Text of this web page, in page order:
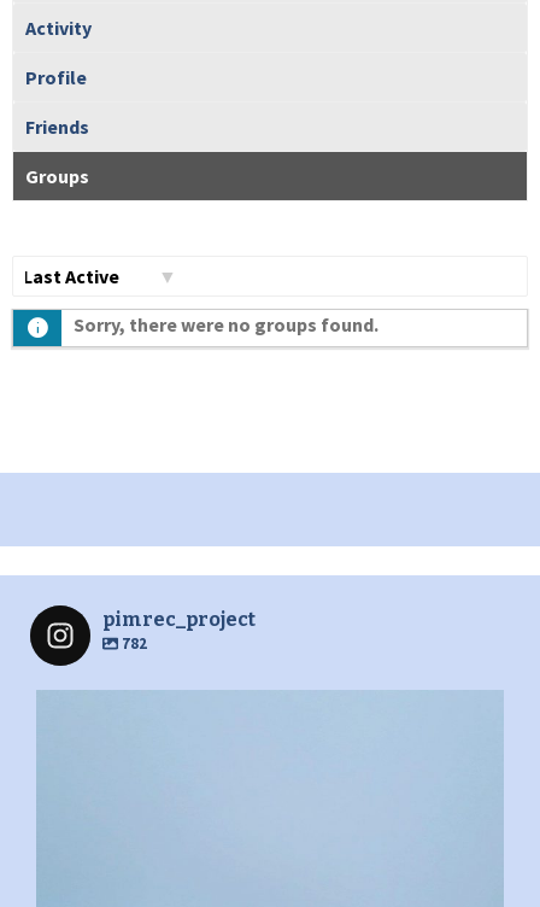
Activity
Profile
Friends
Groups
по:
Sorry, there were no groups found.
pimrec_project
782